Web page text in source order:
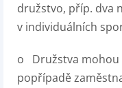
družstvo, příp. dva
v individuálních
o Družstva mohou
popřípadě